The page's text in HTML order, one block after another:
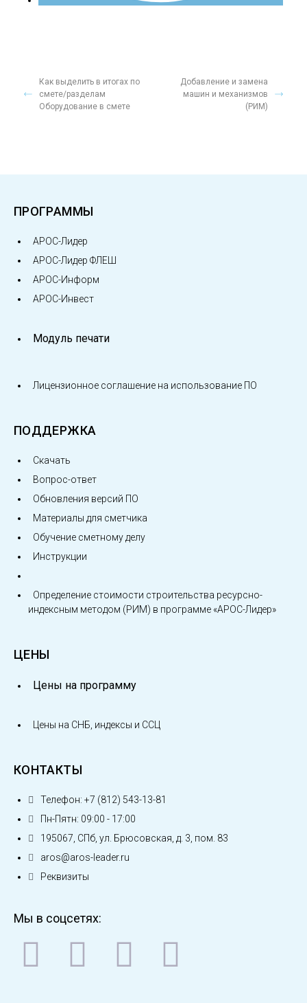
Как выделить в итогах по
смете/разделам
Оборудование в смете
Добавление и замена
машин и механизмов
(РИМ)
ПРОГРАММЫ
АРОС-Лидер
АРОС-Лидер ФЛЕШ
АРОС-Информ
АРОС-Инвест
Модуль печати
Лицензионное соглашение на использование ПО
ПОДДЕРЖКА
Скачать
Вопрос-ответ
Обновления версий ПО
Материалы для сметчика
Обучение сметному делу
Инструкции
Определение стоимости строительства ресурсно-
индексным методом (РИМ) в программе «АРОС-Лидер»
ЦЕНЫ
Цены на программу
Цены на СНБ, индексы и ССЦ
КОНТАКТЫ
Телефон: +7 (812) 543-13-81
Пн-Пятн: 09:00 - 17:00
195067, СПб, ул. Брюсовская, д. 3, пом. 83
aros@aros-leader.ru
Реквизиты
Мы в соцсетях: